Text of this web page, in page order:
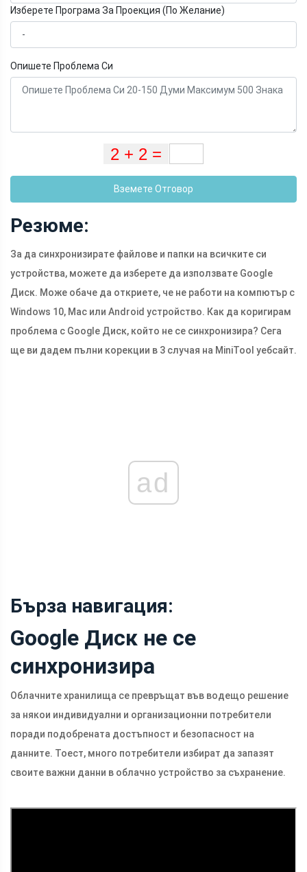
Изберете Програма За Проекция (По Желание)
Опишете Проблема Си
Вземете Отговор
Резюме:
За да синхронизирате файлове и папки на всичките си
устройства, можете да изберете да използвате Google
Диск. Може обаче да откриете, че не работи на компютър с
Windows 10, Mac или Android устройство. Как да коригирам
проблема с Google Диск, който не се синхронизира? Сега
ще ви дадем пълни корекции в 3 случая на MiniTool уебсайт.
ad
Бърза навигация:
Google Диск не се
синхронизира
Облачните хранилища се превръщат във водещо решение
за някои индивидуални и организационни потребители
поради подобрената достъпност и безопасност на
данните. Тоест, много потребители избират да запазят
своите важни данни в облачно устройство за съхранение.